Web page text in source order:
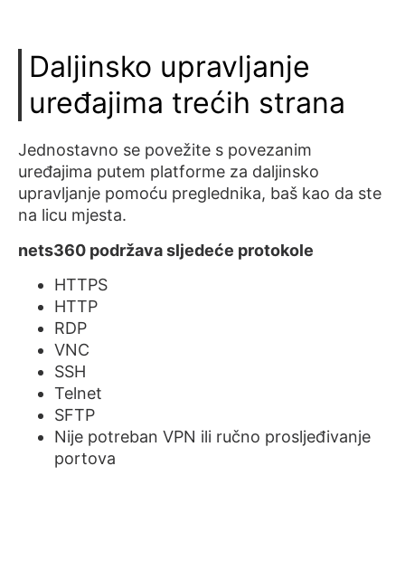
Daljinsko upravljanje
uređajima trećih strana
Jednostavno se povežite s povezanim
uređajima putem platforme za daljinsko
upravljanje pomoću preglednika, baš kao da ste
na licu mjesta.
nets360 podržava sljedeće protokole
HTTPS
HTTP
RDP
VNC
SSH
Telnet
SFTP
Nije potreban VPN ili ručno prosljeđivanje
portova